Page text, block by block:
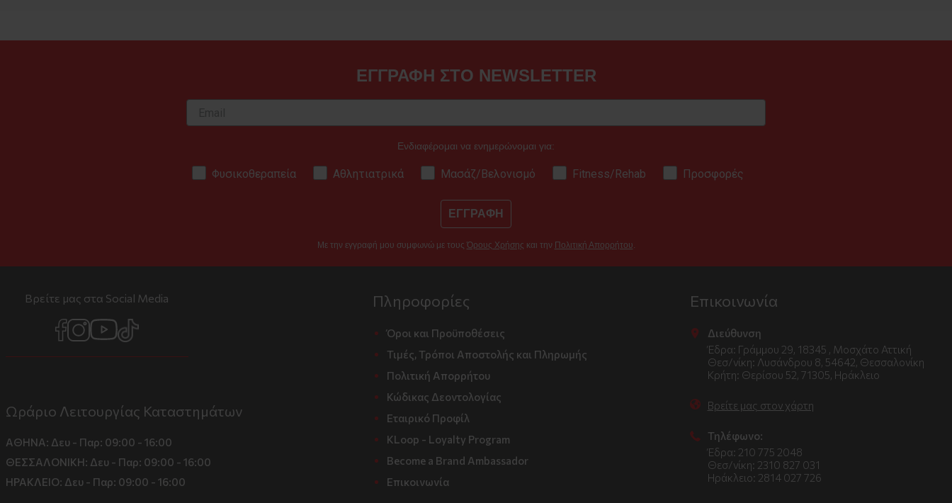
ΕΓΓΡΑΦΗ ΣΤΟ NEWSLETTER
Ενδιαφέρομαι να ενημερώνομαι για:
Φυσικοθεραπεία Αθλητιατρικά Μασάζ/Βελονισμό Fitness/Rehab Προσφορές
ΕΓΓΡΑΦΗ
Με την εγγραφή μου συμφωνώ με τους Όρους Χρήσης και την Πολιτική Απορρήτου.
Βρείτε μας στα Social Media
Ωράριο Λειτουργίας Καταστημάτων
ΑΘΗΝΑ: Δευ - Παρ: 09:00 - 16:00
ΘΕΣΣΑΛΟΝΙΚΗ: Δευ - Παρ: 09:00 - 16:00
ΗΡΑΚΛΕΙΟ: Δευ - Παρ: 09:00 - 16:00
Πληροφορίες
Όροι και Προϋποθέσεις
Τιμές, Τρόποι Αποστολής και Πληρωμής
Πολιτική Απορρήτου
Κώδικας Δεοντολογίας
Εταιρικό Προφίλ
KLoop - Loyalty Program
Become a Brand Ambassador
Επικοινωνία
Επικοινωνία
Διεύθυνση
Έδρα: Γράμμου 29, 18345 , Μοσχάτο Αττική
Θεσ/νίκη: Λυσάνδρου 8, 54642, Θεσσαλονίκη
Κρήτη: Θερίσου 52, 71305, Ηράκλειο
Βρείτε μας στον χάρτη
Τηλέφωνο:
Έδρα: 210 775 2048
Θεσ/νίκη: 2310 827 031
Ηράκλειο: 2814 027 726